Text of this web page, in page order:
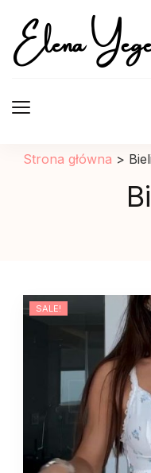
Elena
Sklep internetowy
Strona główna >
SALE!